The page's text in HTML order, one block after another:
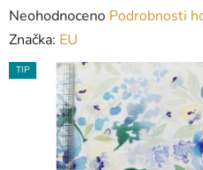
Průměrné
hodnocení
produktu
Neohodnoceno Podrobnosti
Značka: EU
TIP